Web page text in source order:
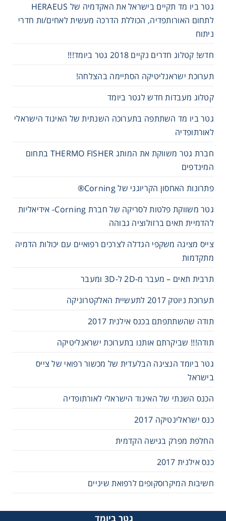
גטר ביו מד תקיים בישראל את האקדמיה של HERAEUS
לתחום האורותפדיה, הכוללת הדרכה מעשית לאחים/ות חדרי
ניתוח
חדש! קטלוג חדרים נקיים 2018 גטר ביומד!!!
תערוכת ישראנליטיקה הסתיימה בהצלחה!
קטלוג מעבדות חדש לגטר ביומד
גטר ביו מד השתתפה בתערוכה השנתית של האיגוד הישראלי
לאורתופדיה
חברת גטר משווקת את המותג THERMO FISHER בתחום
המינדפים
פתרונות האחסון הקריוגני של Corning®
גטר משווקת פלטות לסריקה של חברת Corning- אידיאליות
להדמיית תאים ברזולוציה גבוהה
צייס מציגה משקפי הגדלה לצרכים רפואיים עם יכולות הדמיה
מתקדמות
תרבית תאים – מעבר מ-2D ל-3D ומעבר
תערוכת ניוטק 2017 לתעשיית האלקטרוניקה
תודה שהשתתפתם בכנס אילנית 2017
תודה!!! שביקרתם אותנו בתערוכת ישראנליטיקה
גטר ביומד הנציגה הבלעדית של מכשור רפואי של צייס
בישראל
הכנס השנתי של האיגוד הישראלי לאורתופדיה
כנס ישראלינטיקה 2017
החלפת מפרק בגישה הקדמית
כנס אילנית 2017
חשיבות המיקרוסקופים לרפואת שיניים
גטר ביומד